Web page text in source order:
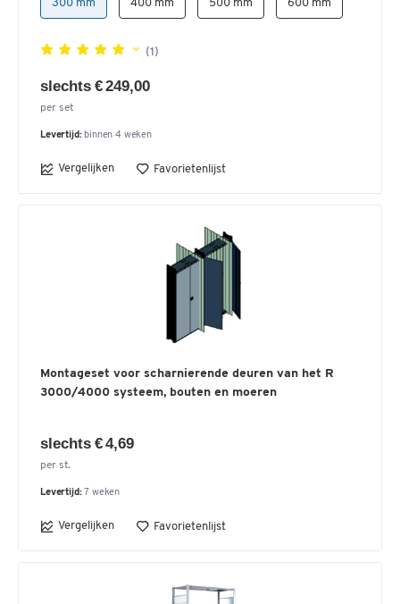
300 mm 400 mm 500 mm 600 mm
(1)
slechts € 249,00
per set
Levertijd: binnen 4 weken
Vergelijken Favorietenlijst
Montageset voor scharnierende deuren van het R
3000/4000 systeem, bouten en moeren
slechts € 4,69
per st.
Levertijd: 7 weken
Vergelijken Favorietenlijst